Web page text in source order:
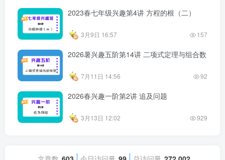
2023春七年级兴趣第4讲 方程的根（二）
3月9日 16:57 157
2026暑兴趣五阶第14讲 二项式定理与组合数
7月11日 14:56 92
2026春兴趣一阶第2讲 追及问题
3月13日 12:02 929